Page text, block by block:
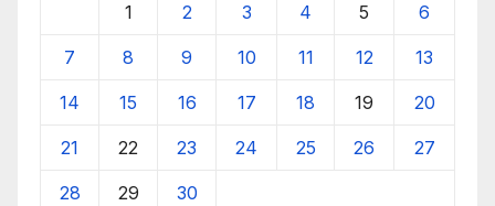
1 2 3 4 5 6
7 8 9 10 11 12 13
14 15 16 17 18 19 20
21 22 23 24 25 26 27
28 29 30